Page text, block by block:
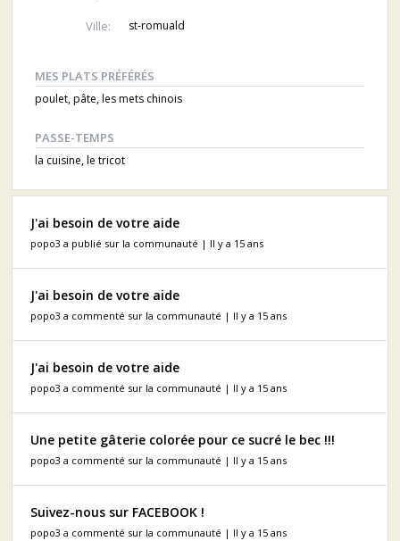
Ville: st-romuald
MES PLATS PRÉFÉRÉS
poulet, pâte, les mets chinois
PASSE-TEMPS
la cuisine, le tricot
J'ai besoin de votre aide
popo3 a publié sur la communauté | Il y a 15 ans
J'ai besoin de votre aide
popo3 a commenté sur la communauté | Il y a 15 ans
J'ai besoin de votre aide
popo3 a commenté sur la communauté | Il y a 15 ans
Une petite gâterie colorée pour ce sucré le bec !!!
popo3 a commenté sur la communauté | Il y a 15 ans
Suivez-nous sur FACEBOOK !
popo3 a commenté sur la communauté | Il y a 15 ans